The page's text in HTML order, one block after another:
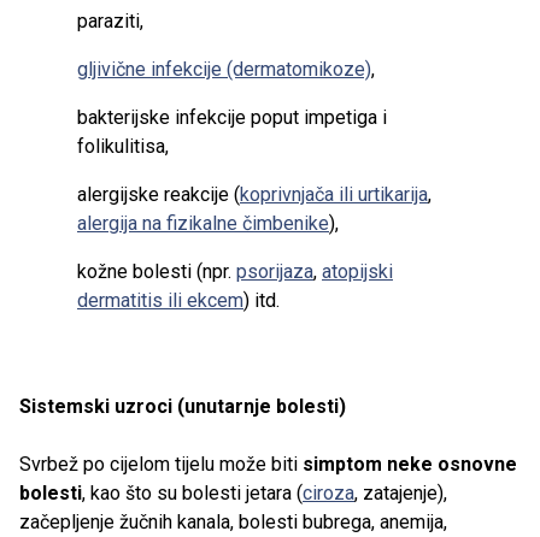
paraziti,
gljivične infekcije (dermatomikoze),
bakterijske infekcije poput impetiga i
folikulitisa,
alergijske reakcije (koprivnjača ili urtikarija,
alergija na fizikalne čimbenike),
kožne bolesti (npr. psorijaza, atopijski
dermatitis ili ekcem) itd.
Sistemski uzroci (unutarnje bolesti)
Svrbež po cijelom tijelu može biti simptom neke osnovne
bolesti, kao što su bolesti jetara (ciroza, zatajenje),
začepljenje žučnih kanala, bolesti bubrega, anemija,